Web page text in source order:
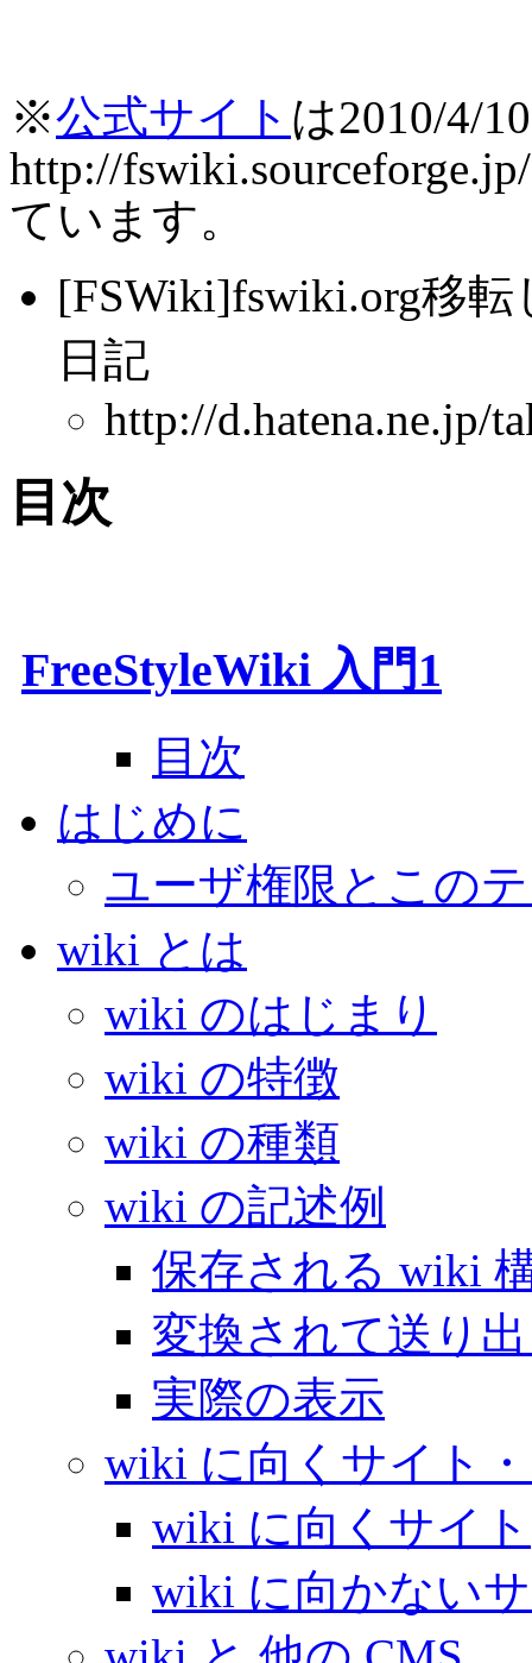
※公式サイト は2010/4/
http://
ています。
[FSWiki]fswiki.org移
日記
http://d.hatena.ne.jp/
目次
FreeStyleWiki 入門1
目次
はじめに
ユーザ権限とこの
wiki とは
wiki のはじまり
wiki の特徴
wiki の種類
wiki の記述例
保存される wiki
変換されて送り
実際の表示
wiki に向くサイト
wiki に向くサイト
wiki に向かない